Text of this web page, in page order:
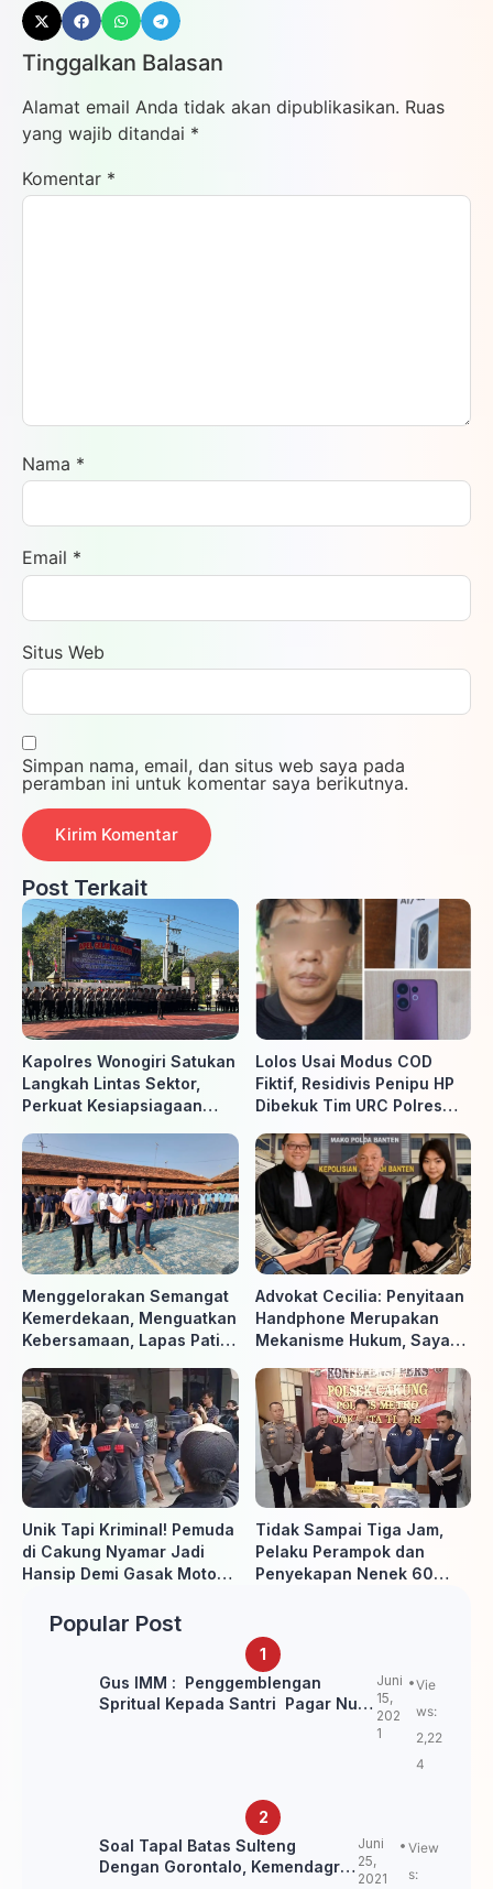
Tinggalkan Balasan
Alamat email Anda tidak akan dipublikasikan. Ruas
yang wajib ditandai *
Komentar *
Nama *
Email *
Situs Web
Simpan nama, email, dan situs web saya pada
peramban ini untuk komentar saya berikutnya.
Post Terkait
Kapolres Wonogiri Satukan
Langkah Lintas Sektor,
Perkuat Kesiapsiagaan
Lolos Usai Modus COD
Fiktif, Residivis Penipu HP
Dibekuk Tim URC Polres
Menggelorakan Semangat
Kemerdekaan, Menguatkan
Kebersamaan, Lapas Pati
ke-81 RI, Warga Binaan
Antusias Ikuti Berbagai
Perlombaan
Advokat Cecilia: Penyitaan
Handphone Merupakan
Mekanisme Hukum, Saya
Diminta Penyidik dan Tidak
perlu takut
Unik Tapi Kriminal! Pemuda
di Cakung Nyamar Jadi
Hansip Demi Gasak Motor
Tidak Sampai Tiga Jam,
Pelaku Perampok dan
Penyekapan Nenek 60
Popular Post
Gus IMM : Penggemblengan
Spritual Kepada Santri Pagar Nusa
Juni
15,
202
1
Vie
ws:
2,22
4
Soal Tapal Batas Sulteng
Dengan Gorontalo, Kemendagri:
Juni
25,
2021
View
s: